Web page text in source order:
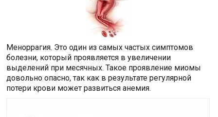
Меноррагия. Это один из самых частых симптомов
болезни, который проявляется в увеличении
выделений при месячных. Такое проявление миомы
довольно опасно, так как в результате регулярной
потери крови может развиться анемия.